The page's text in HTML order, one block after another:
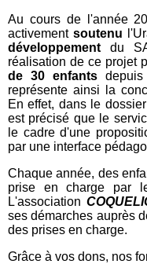
Au cours de l'année
activementsoutenu
développement du
réalisation de ce projet
de 30 enfantsdepuis
représente ainsi la
En effet, dans le
est précisé que le
le cadre d'une
par une interface
Chaque année, des
prise en charge par
L'association
ses démarches auprès
des prises en charge.
Grâce à vos dons, nos